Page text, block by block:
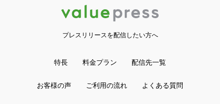
プレスリリースを配信したい方へ
特長 料金プラン 配信先一覧
お客様の声 ご利用の流れ よくある質問